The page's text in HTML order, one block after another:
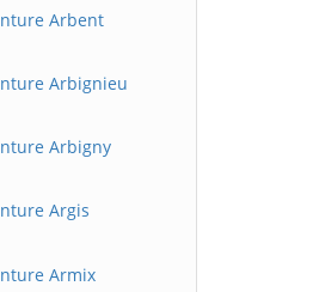
Arbent
Arbignieu
Arbigny
Argis
Armix